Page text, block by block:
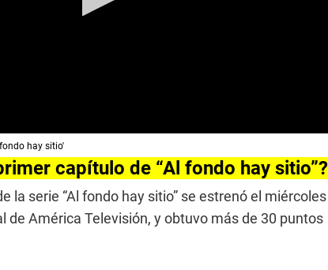
hay sitio'
capítulo de “Al fondo hay sitio”?
la serie “Al fondo hay sitio” se estrenó el miércoles
de América Televisión, y obtuvo más de 30 puntos